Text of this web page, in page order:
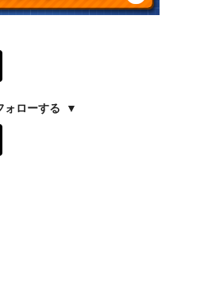
ローする